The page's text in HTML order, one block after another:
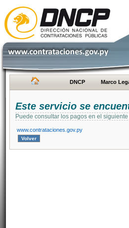
DNCP Marco
Este servicio se
Puede consultar los pagos en el
www.contrataciones.gov.py